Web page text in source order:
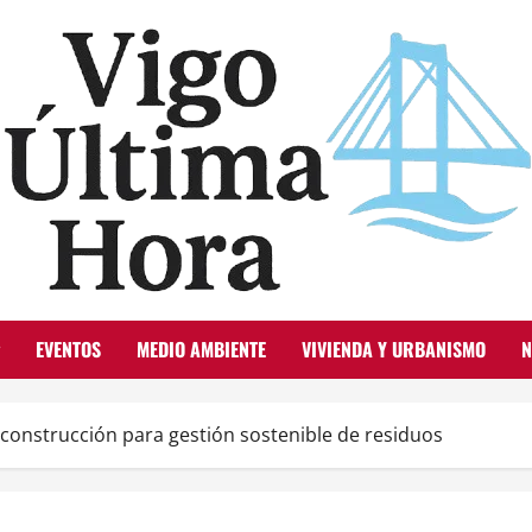
EVENTOS MEDIO AMBIENTE VIVIENDA Y URBANISMO
para gestión sostenible de residuos